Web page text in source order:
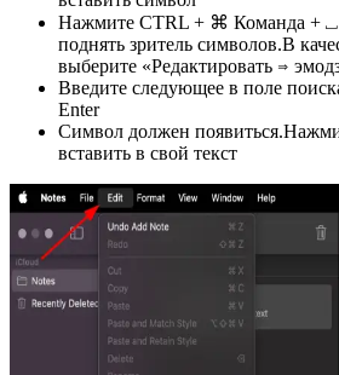
Нажмите CTRL + ⌘ Команда + ⎵
поднять зритель символов.В
выберите «Редактировать ⇒
Введите следующее в поле
Enter
Символ должен
вставить в свой текст